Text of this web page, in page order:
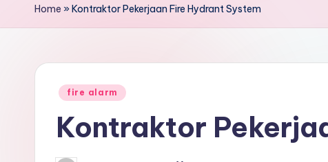
Home »Kontraktor Pekerjaan Fire Hydrant System
Posted
fire alarm
Kontraktor